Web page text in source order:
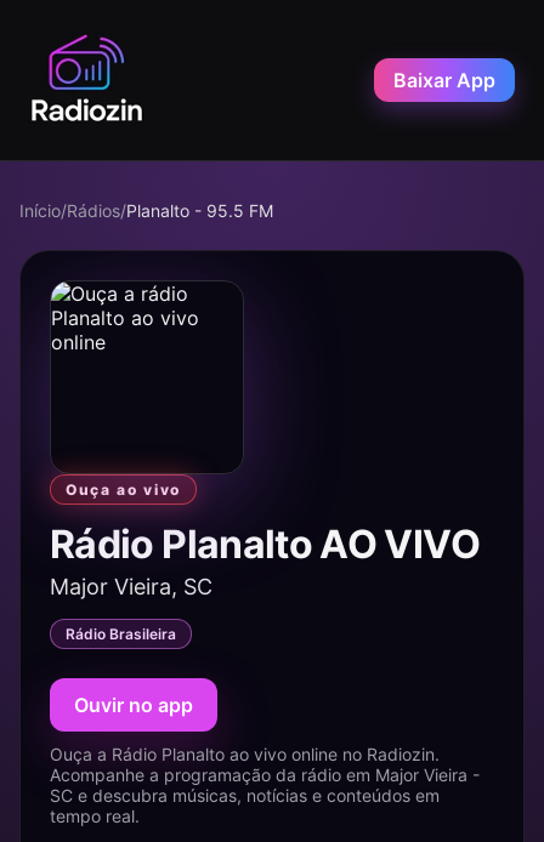
Baixar App
Início/Rádios/Planalto - 95.5 FM
Ouça ao vivo
Rádio Planalto AO VIVO
Major Vieira, SC
Rádio Brasileira
Ouvir no app
Ouça a Rádio Planalto ao vivo online no Radiozin.
Acompanhe a programação da rádio em Major Vieira -
SC e descubra músicas, notícias e conteúdos em
tempo real.